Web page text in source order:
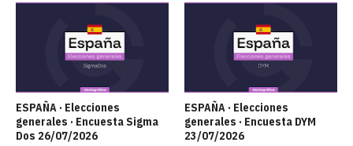
ESPAÑA · Elecciones
generales · Encuesta Sigma
Dos 26/07/2026
ESPAÑA · Elecciones
generales · Encuesta DYM
23/07/2026